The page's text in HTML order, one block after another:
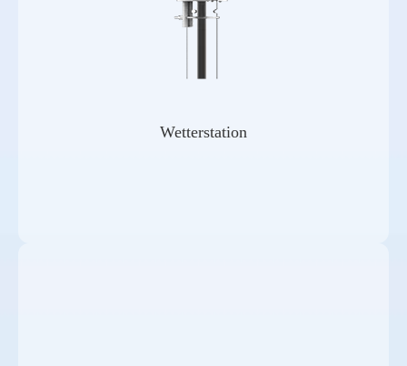
Wetterstation